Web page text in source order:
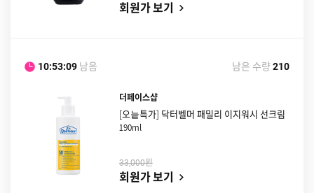
회원가 보기
10:53:08 남음 남은 수량 210
더페이스샵
[오늩특가] 닥터벨머 패밀리 이지워시 선크림
190ml
33,000원
회원가 보기